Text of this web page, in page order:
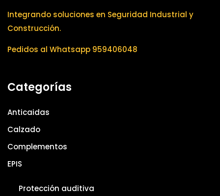
Integrando soluciones en Seguridad Industrial y
Construcción.
Pedidos al Whatsapp 959406048
Categorías
Anticaidas
Calzado
Complementos
EPIS
Protección auditiva